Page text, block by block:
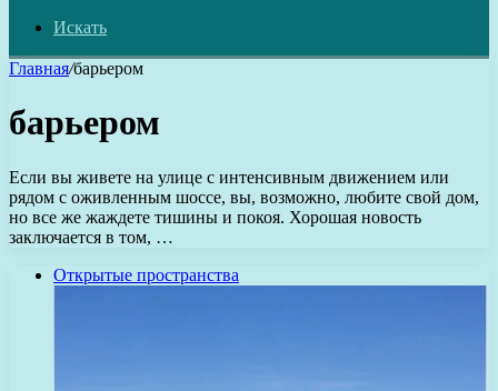
Искать
Главная/барьером
барьером
Если вы живете на улице с интенсивным движением или
рядом с оживленным шоссе, вы, возможно, любите свой дом,
но все же жаждете тишины и покоя. Хорошая новость
заключается в том, …
Открытые пространства